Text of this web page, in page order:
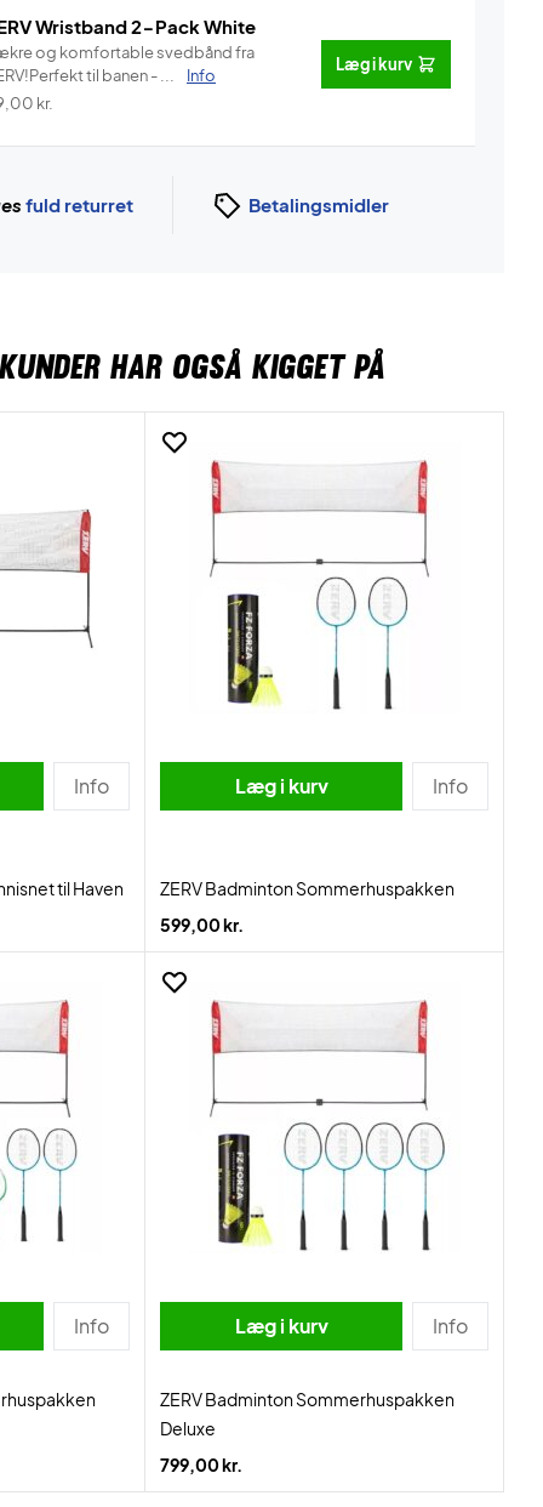
Wristband 2-Pack White
og komfortable svedbånd fra
til banen - ...
Info
kr.
Læg i kurv
fuld returret Betalingsmidler
HAR OGSÅ KIGGET PÅ
Info
til Haven
Læg i kurv Info
ZERV Badminton Sommerhuspakken
599,00 kr.
Info Læg i kurv Info
ZERV Badminton Sommerhuspakken
Deluxe
799,00 kr.